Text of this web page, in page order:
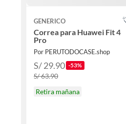
GENERICO
Correa para Huawei Fit 4
Pro
Por PERUTODOCASE.shop
S/ 29.90 -53%
S/ 63.90
Retira mañana